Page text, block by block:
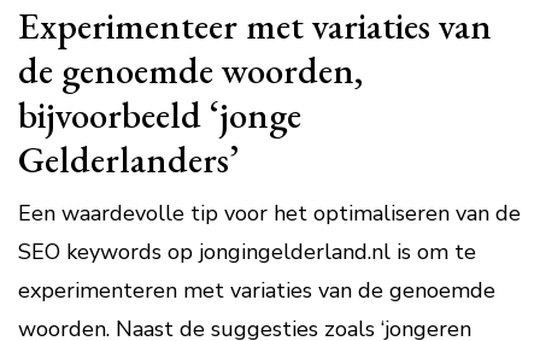
Experimenteer met variaties van
de genoemde woorden,
bijvoorbeeld ‘jonge
Gelderlanders’
Een waardevolle tip voor het optimaliseren van de
SEO keywords op jongingelderland.nl is om te
experimenteren met variaties van de genoemde
woorden. Naast de suggesties zoals ‘jongeren